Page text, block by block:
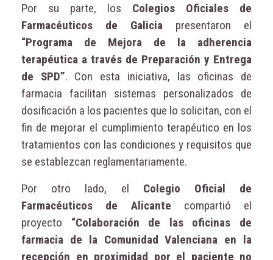
Por su parte, los Colegios Oficiales de
Farmacéuticos de Galicia presentaron el
“Programa de Mejora de la adherencia
terapéutica a través de Preparación y Entrega
de SPD”. Con esta iniciativa, las oficinas de
farmacia facilitan sistemas personalizados de
dosificación a los pacientes que lo solicitan, con el
fin de mejorar el cumplimiento terapéutico en los
tratamientos con las condiciones y requisitos que
se establezcan reglamentariamente.
Por otro lado, el Colegio Oficial de
Farmacéuticos de Alicante compartió el
proyecto “Colaboración de las oficinas de
farmacia de la Comunidad Valenciana en la
recepción en proximidad por el paciente no